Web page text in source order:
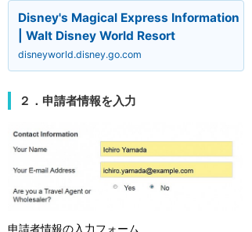
Disney's Magical Express Information
| Walt Disney World Resort
disneyworld.disney.go.com
２．申請者情報を入力
申請者情報の入力フォーム